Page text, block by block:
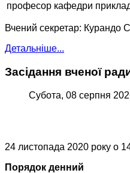
професор кафедри
Вчений секретар: Курандо
Детальніше...
Засідання вченої
Субота, 08 серпня
24 листопада 2020 року о
Порядок денний